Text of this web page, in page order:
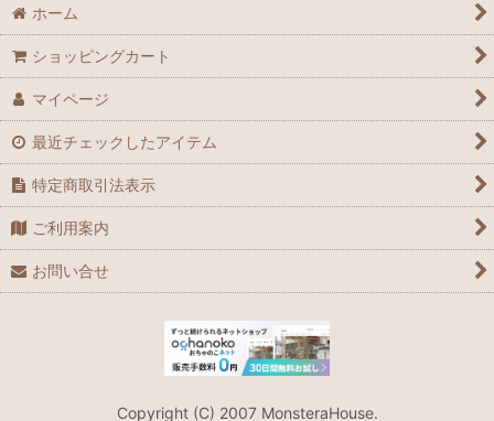
ホーム
ショッピングカート
マイページ
最近チェックしたアイテム
特定商取引法表示
ご利用案内
お問い合せ
Copyright (C) 2007 MonsteraHouse.